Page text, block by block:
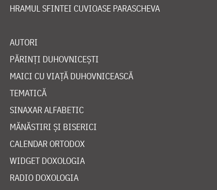
HRAMUL SFINTEI CUVIOASE PARASCHEVA
AUTORI
PĂRINȚI DUHOVNICEȘTI
MAICI CU VIAȚĂ DUHOVNICEASCĂ
TEMATICĂ
SINAXAR ALFABETIC
MĂNĂSTIRI ȘI BISERICI
CALENDAR ORTODOX
WIDGET DOXOLOGIA
RADIO DOXOLOGIA